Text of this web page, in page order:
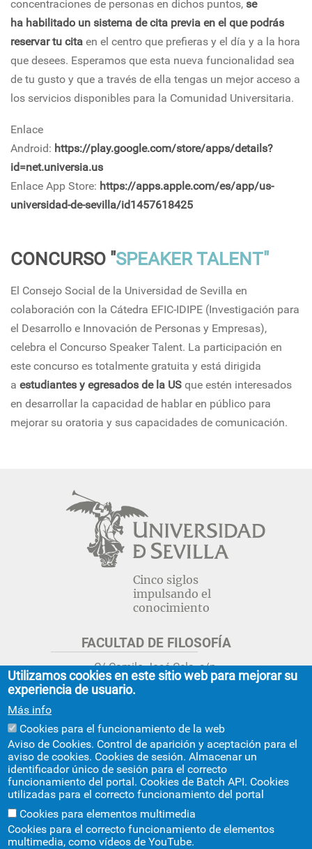
concentraciones de personas en dichos puntos, se
ha habilitado un sistema de cita previa en el que podrás
reservar tu cita en el centro que prefieras y el día y a la hora
que desees. Esperamos que esta nueva funcionalidad sea
de tu gusto y que a través de ella tengas un mejor acceso a
los servicios disponibles para la Comunidad Universitaria.
Enlace
Android: https://play.google.com/store/apps/details?
id=net.universia.us
Enlace App Store: https://apps.apple.com/es/app/us-
universidad-de-sevilla/id1457618425
CONCURSO "SPEAKER TALENT"
El Consejo Social de la Universidad de Sevilla en
colaboración con la Cátedra EFIC-IDIPE (Investigación para
el Desarrollo e Innovación de Personas y Empresas),
celebra el Concurso Speaker Talent. La participación en
este concurso es totalmente gratuita y está dirigida
a estudiantes y egresados de la US que estén interesados
en desarrollar la capacidad de hablar en público para
mejorar su oratoria y sus capacidades de comunicación.
Cinco siglos
impulsando el
conocimiento
FACULTAD DE FILOSOFÍA
C/ Camilo José Cela, s/n.
Sevilla 41018.
adminfil@us.es
+info
GRADO ESTUDIOS ASIA ORIENTAL
Avda. Ciudad Jardín, 20-222
Centro Internacional de la US
asiaoriental@us.es
954 55 17 40
Utilizamos cookies en este sitio web para mejorar su
experiencia de usuario.
Más info
Cookies para el funcionamiento de la web
Aviso de Cookies. Control de aparición y aceptación para el
aviso de cookies. Cookies de sesión. Almacenar un
identificador único de sesión para el correcto
funcionamiento del portal. Cookies de Batch API. Cookies
utilizadas para el correcto funcionamiento del portal
Cookies para elementos multimedia
Cookies para el correcto funcionamiento de elementos
multimedia, como vídeos de YouTube.